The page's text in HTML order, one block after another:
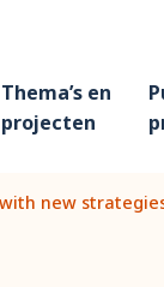
Thema’s en
projecten
new